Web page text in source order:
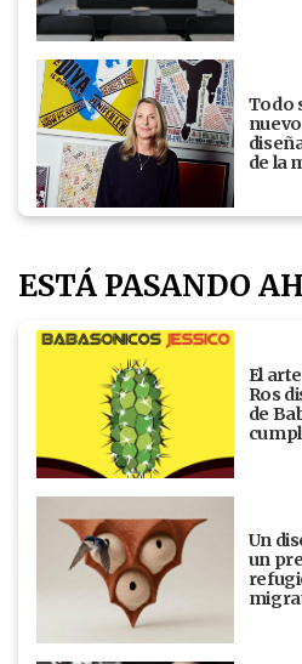
Todo
de la
ESTÁ PASANDO
El
Ros
de
Un
un